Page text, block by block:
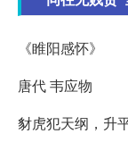
《睢阳感怀》
唐代 韦应物
豺虎犯天纲，升